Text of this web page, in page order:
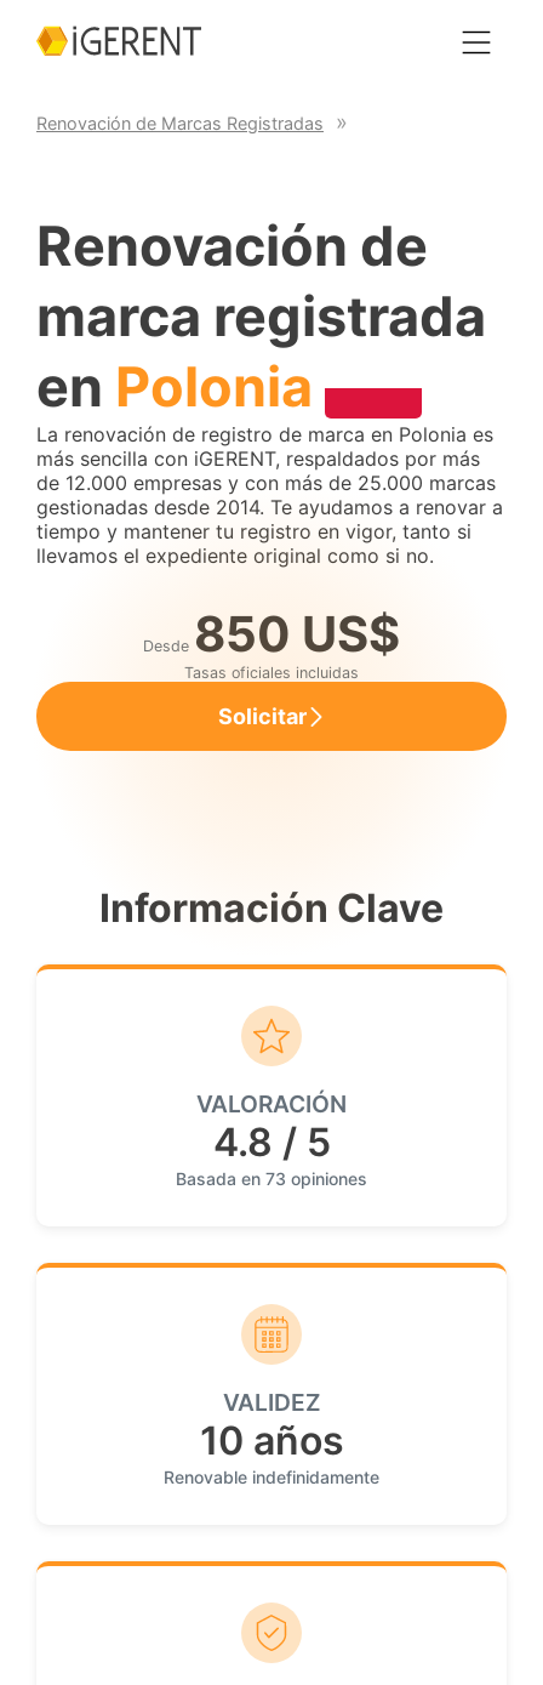
Renovación de Marcas Registradas
Renovación de
marca registrada
en Polonia
La renovación de registro de marca en Polonia es
más sencilla con iGERENT, respaldados por más
de 12.000 empresas y con más de 25.000 marcas
gestionadas desde 2014. Te ayudamos a renovar a
tiempo y mantener tu registro en vigor, tanto si
llevamos el expediente original como si no.
Desde 850 US$
Tasas oficiales incluidas
Solicitar
Información Clave
VALORACIÓN
4.8 / 5
Basada en 73 opiniones
VALIDEZ
10 años
Renovable indefinidamente